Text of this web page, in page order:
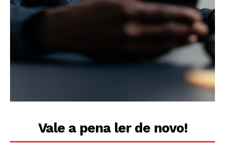
Vale a pena ler de novo!